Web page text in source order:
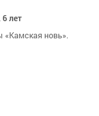
лет
«Камская новь».